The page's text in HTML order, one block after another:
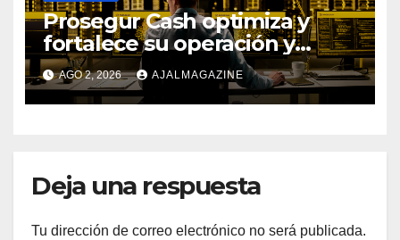
Prosegur Cash optimiza y
fortalece su operación y
procesos con la ayuda de IA y
Big Data
AGO 2, 2026 AJALMAGAZINE
Deja una respuesta
Tu dirección de correo electrónico no será publicada.